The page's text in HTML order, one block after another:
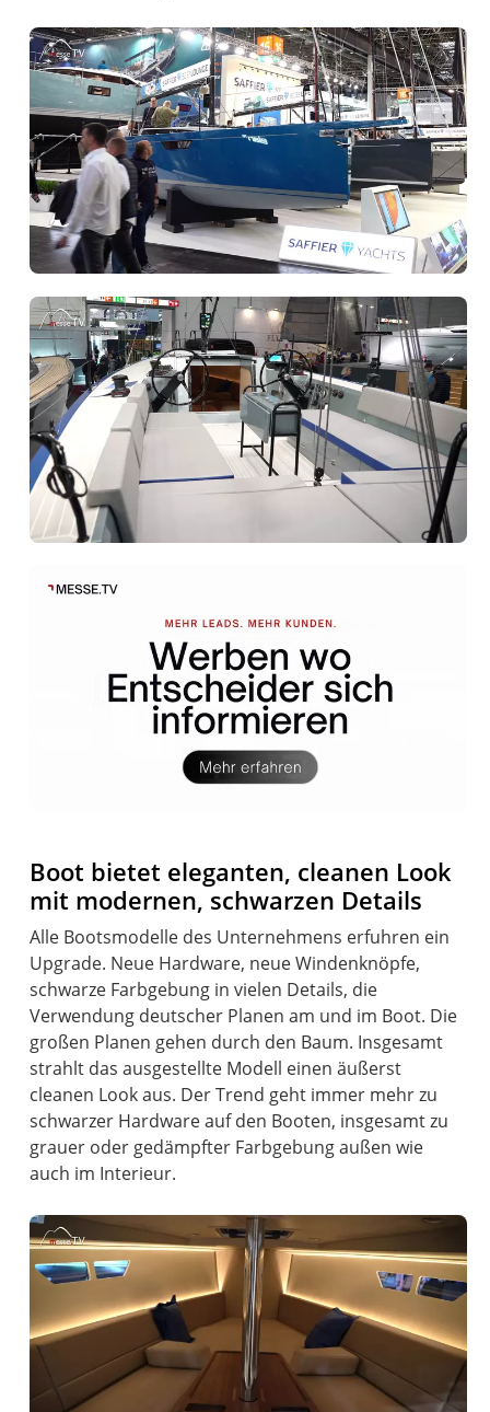
Boot bietet eleganten, cleanen Look
mit modernen, schwarzen Details
Alle Bootsmodelle des Unternehmens erfuhren ein
Upgrade. Neue Hardware, neue Windenknöpfe,
schwarze Farbgebung in vielen Details, die
Verwendung deutscher Planen am und im Boot. Die
großen Planen gehen durch den Baum. Insgesamt
strahlt das ausgestellte Modell einen äußerst
cleanen Look aus. Der Trend geht immer mehr zu
schwarzer Hardware auf den Booten, insgesamt zu
grauer oder gedämpfter Farbgebung außen wie
auch im Interieur.